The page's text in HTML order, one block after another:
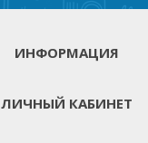
ИНФОРМАЦИЯ
ЛИЧНЫЙ КАБИНЕТ